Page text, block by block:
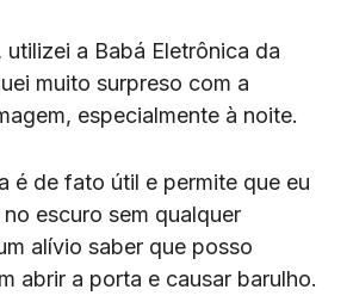
utilizei a Babá Eletrônica da
muito surpreso com a
especialmente à noite.
é de fato útil e permite que eu
escuro sem qualquer
alívio saber que posso
abrir a porta e causar barulho.